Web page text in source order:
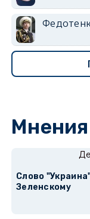
Мнения
Слово
Зеленскому